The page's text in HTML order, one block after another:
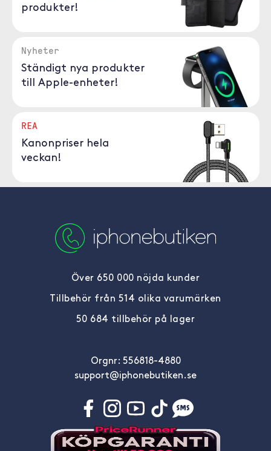
produkter!
Nyheter
Ständigt nya produkter
till Apple-enheter!
REA
Kanonpriser hela
veckan!
Över 650 000 nöjda kunder
Tillbehör från 514 olika varumärken
50 684 tillbehör på lager
Orgnr: 556818-4880
support@iphonebutiken.se